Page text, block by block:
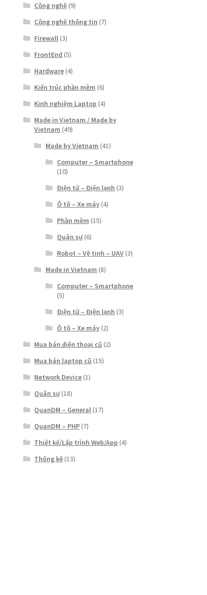
Công nghệ (9)
Công nghệ thông tin (7)
Firewall (3)
FrontEnd (5)
Hardware (4)
Kiến trúc phần mềm (6)
Kinh nghiệm Laptop (4)
Made in Vietnam / Made by
Vietnam (49)
Made by Vietnam (41)
Computer – Smartphone
(10)
Điện tử – Điện lạnh (3)
Ô tô – Xe máy(4)
Phần mềm (15)
Quân sự(6)
Robot – Vệ tinh – UAV(3)
Made in Vietnam (8)
Computer – Smartphone
(5)
Điện tử – Điện lạnh (3)
Ô tô – Xe máy(2)
Mua bán điện thoại cũ (2)
Mua bán laptop cũ (15)
Network Device (1)
Quân sự (18)
QuanDM – General (17)
QuanDM – PHP (7)
Thiết kế/Lập trình Web/App (4)
Thống kê (13)